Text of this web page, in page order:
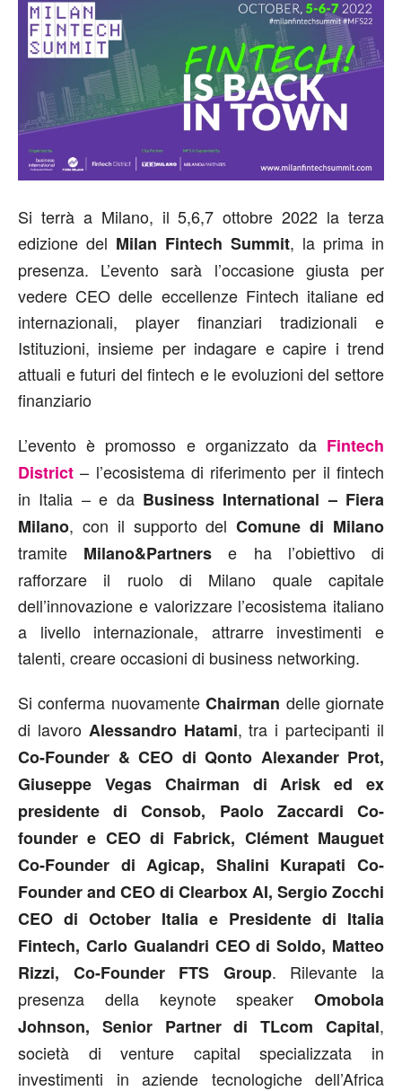
Si terrà a Milano, il 5,6,7 ottobre 2022 la terza
edizione del Milan Fintech Summit, la prima in
presenza. L’evento sarà l’occasione giusta per
vedere CEO delle eccellenze Fintech italiane ed
internazionali, player finanziari tradizionali e
Istituzioni, insieme per indagare e capire i trend
attuali e futuri del fintech e le evoluzioni del settore
finanziario
L’evento è promosso e organizzato da Fintech
District – l’ecosistema di riferimento per il fintech
in Italia – e da Business International – Fiera
Milano, con il supporto delComune di Milano
tramite Milano&Partnerse ha l’obiettivo di
rafforzare il ruolo di Milano quale capitale
dell’innovazione e valorizzare l’ecosistema italiano
a livello internazionale, attrarre investimenti e
talenti, creare occasioni di business networking.
Si conferma nuovamenteChairman delle giornate
di lavoro Alessandro Hatami, tra i partecipanti il
Co-Founder & CEO di Qonto Alexander Prot,
Giuseppe Vegas Chairman di Arisk ed ex
presidente di Consob, Paolo Zaccardi Co-
founder e CEO di Fabrick, Clément Mauguet
Co-Founder di Agicap, Shalini Kurapati Co-
Founder and CEO di Clearbox AI, Sergio Zocchi
CEO di October Italia e Presidente di Italia
Fintech, Carlo Gualandri CEO di Soldo, Matteo
Rizzi, Co-Founder FTS Group. Rilevante la
presenza della keynote speaker Omobola
Johnson, Senior Partner di TLcom Capital,
società di venture capital specializzata in
investimenti in aziende tecnologiche dell’Africa